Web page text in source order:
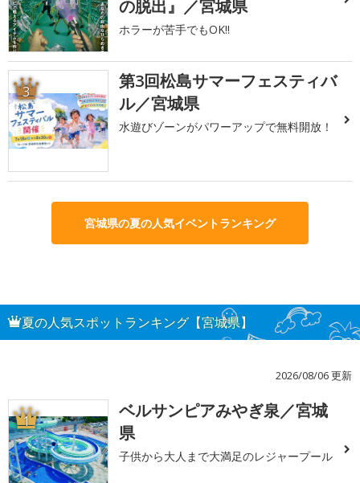
の脱出』／宮城県
ホラーが苦手でもOK!!
3
第3回松島サマーフェスティバ
ル／宮城県
水遊びゾーンがパワーアップで無料開放！
宮城県の夏の人気イベントランキング
夏の人気スポットランキング【宮城県】
2026/08/06 更新
1
ベルサンピアみやぎ泉／宮城
県
子供から大人まで大満足のレジャープール